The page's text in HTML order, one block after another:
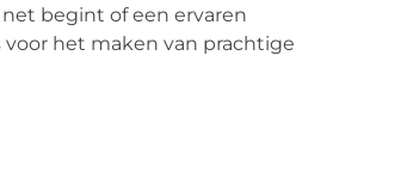
begint of een ervaren
het maken van prachtige